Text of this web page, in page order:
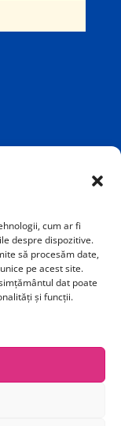
cum ar fi
despre dispozitive.
să procesăm date,
pe acest site.
dat poate
și funcții.
București.
1, România